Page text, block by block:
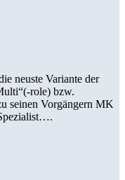
neuste Variante der
role) bzw.
seinen Vorgängern MK